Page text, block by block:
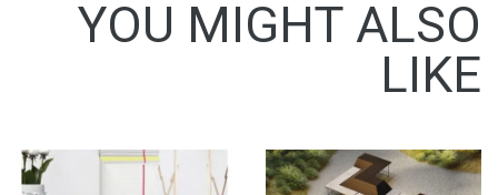
YOU MIGHT ALSO
LIKE